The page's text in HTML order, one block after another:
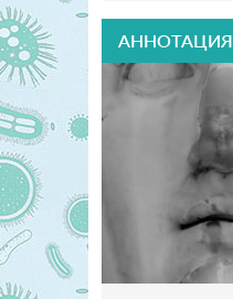
АННОТАЦИЯ